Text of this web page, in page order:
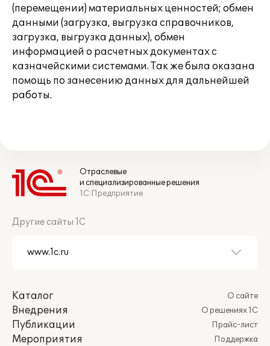
(перемещении) материальных ценностей; обмен
данными (загрузка, выгрузка справочников,
загрузка, выгрузка данных), обмен
информацией о расчетных документах с
казначейскими системами. Так же была оказана
помощь по занесению данных для дальнейшей
работы.
Отраслевые
и специализированные решения
1С:Предприятие
Другие сайты 1С
Каталог
Внедрения
Публикации
Мероприятия
О сайте
О решениях 1С
Прайс-лист
Поддержка